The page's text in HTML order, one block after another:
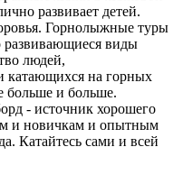
развивает детей.
Горнолыжные туры
виды
людей,
катающихся на горных
больше и больше.
- источник хорошего
и новичкам и опытным
Катайтесь сами и всей